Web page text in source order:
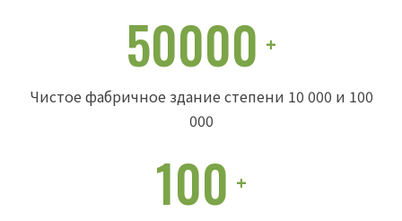
50000 +
Чистое фабричное здание степени 10 000 и 100
000
100 +